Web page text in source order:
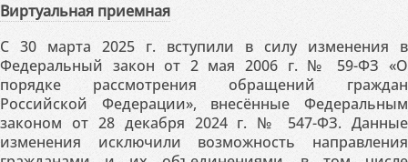
Виртуальная приемная
С 30 марта 2025 г. вступили в силу изменения в
Федеральный закон от 2 мая 2006 г. № 59-ФЗ «О
порядке рассмотрения обращений граждан
Российской Федерации», внесённые Федеральным
законом от 28 декабря 2024 г. № 547-ФЗ. Данные
изменения исключили возможность направления